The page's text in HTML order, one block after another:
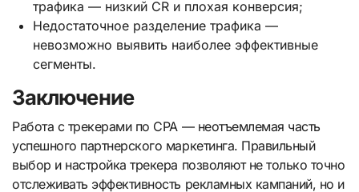
трафика — низкий CR и плохая конверсия;
Недостаточное разделение трафика —
невозможно выявить наиболее эффективные
сегменты.
Заключение
Работа с трекерами по CPA — неотъемлемая часть
успешного партнерского маркетинга. Правильный
выбор и настройка трекера позволяют не только точно
отслеживать эффективность рекламных кампаний, но и